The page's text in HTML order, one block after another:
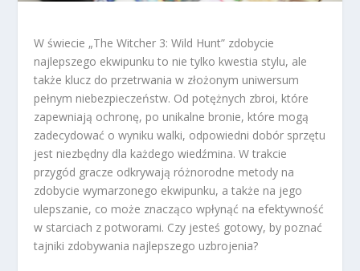
W świecie „The Witcher 3: Wild Hunt” zdobycie
najlepszego ekwipunku to nie tylko kwestia stylu, ale
także klucz do przetrwania w złożonym uniwersum
pełnym niebezpieczeństw. Od potężnych zbroi, które
zapewniają ochronę, po unikalne bronie, które mogą
zadecydować o wyniku walki, odpowiedni dobór sprzętu
jest niezbędny dla każdego wiedźmina. W trakcie
przygód gracze odkrywają różnorodne metody na
zdobycie wymarzonego ekwipunku, a także na jego
ulepszanie, co może znacząco wpłynąć na efektywność
w starciach z potworami. Czy jesteś gotowy, by poznać
tajniki zdobywania najlepszego uzbrojenia?